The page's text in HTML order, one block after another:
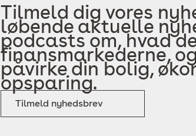
Tilmeld dig vores
løbende aktuelle
podcasts om, hvad
finansmarkederne,
påvirke din bolig,
opsparing.
Tilmeld nyhedsbrev